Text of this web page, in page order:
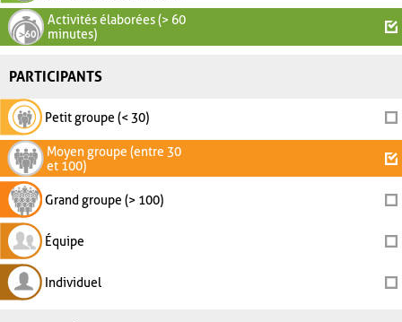
Activités élaborées (> 60
minutes)
PARTICIPANTS
Petit groupe (< 30)
Moyen groupe (entre 30
et 100)
Grand groupe (> 100)
Équipe
Individuel